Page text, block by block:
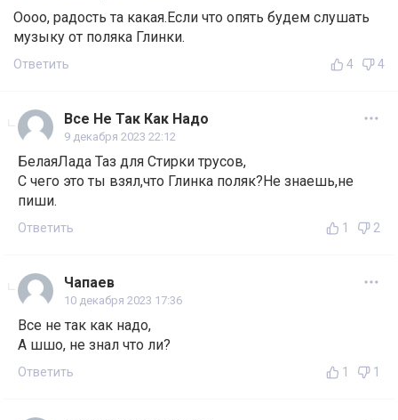
Оооо, радость та какая.Если что опять будем слушать
музыку от поляка Глинки.
Ответить 4 4
Все Не Так Как Надо
9 декабря 2023 22:12
БелаяЛада Таз для Стирки трусов,
С чего это ты взял,что Глинка поляк?Не знаешь,не
пиши.
Ответить 1 2
Чапаев
10 декабря 2023 17:36
Все не так как надо,
А шшо, не знал что ли?
Ответить 1 1